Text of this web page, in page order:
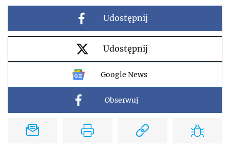
Udostępnij
Udostępnij
Google News
Obserwuj